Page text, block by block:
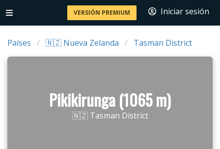
VERSIÓN PREMIUM Iniciar sesión
Países 🇳🇿 Nueva Zelanda Tasman District
Pikikirunga (1065 m)
🇳🇿 Tasman District